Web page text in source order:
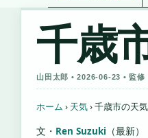
千歳
山田太郎 • 2026-06-23 • 監修
ホーム › 天気›千歳市の天気
文・ Ren Suzuki （最新）